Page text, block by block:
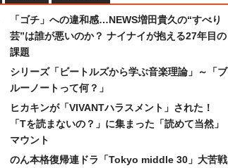
「ゴチ」への違和感…NEWS増田貴久の“すべり
芸”は誰が悪いのか？ ナイナイが抱える27年目の
課題
シリーズ「ビートルズから学ぶ音楽理論」～「ブ
ルーノートって何？」
ヒカキンが「VIVANTハラスメント」された！
「Tを読まないの？」に集まった「読めて当然」
マウント
のん本格復帰連ドラ「Tokyo middle 30」大苦戦